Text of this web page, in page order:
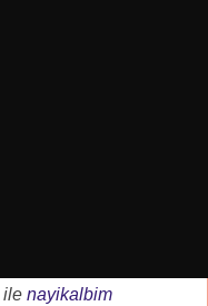
ile nayikalbim